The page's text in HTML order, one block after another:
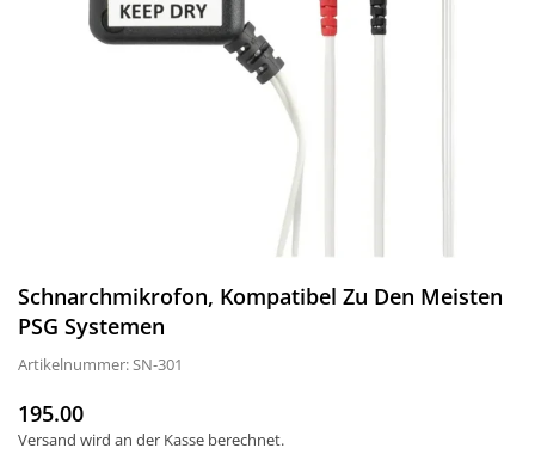
Schnarchmikrofon, Kompatibel Zu Den Meisten
PSG Systemen
Artikelnummer:SN-301
Normaler
Preis
195.00
Versand wird an der Kasse berechnet.